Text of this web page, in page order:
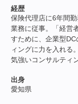
経歴
保険代理店に6年間
業務に従事。「経営
すために、企業型
ィングに力を入れる
気強いコンサルティ
出身
愛知県